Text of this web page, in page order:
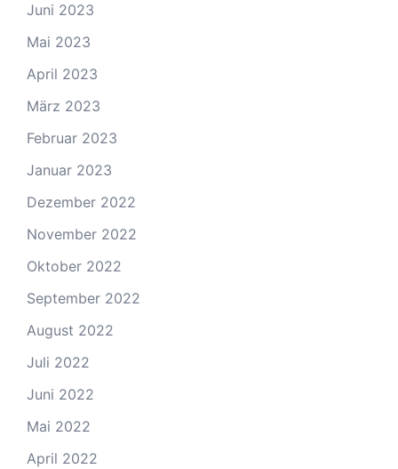
Juni 2023
Mai 2023
April 2023
März 2023
Februar 2023
Januar 2023
Dezember 2022
November 2022
Oktober 2022
September 2022
August 2022
Juli 2022
Juni 2022
Mai 2022
April 2022